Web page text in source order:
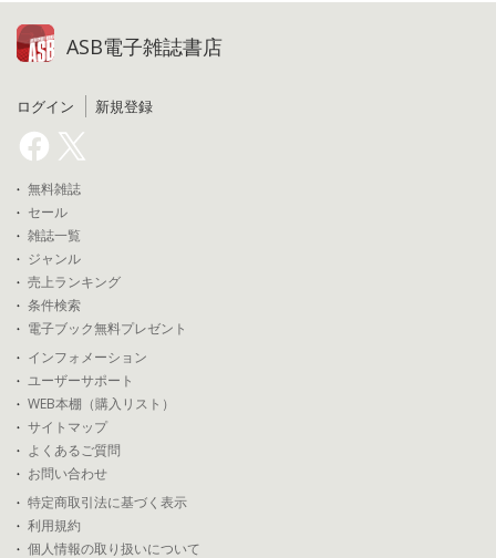
ASB電子雑誌書店
ログイン 新規登録
無料雑誌
セール
雑誌一覧
ジャンル
売上ランキング
条件検索
電子ブック無料プレゼント
インフォメーション
ユーザーサポート
WEB本棚（購入リスト）
サイトマップ
よくあるご質問
お問い合わせ
特定商取引法に基づく表示
利用規約
個人情報の取り扱いについて